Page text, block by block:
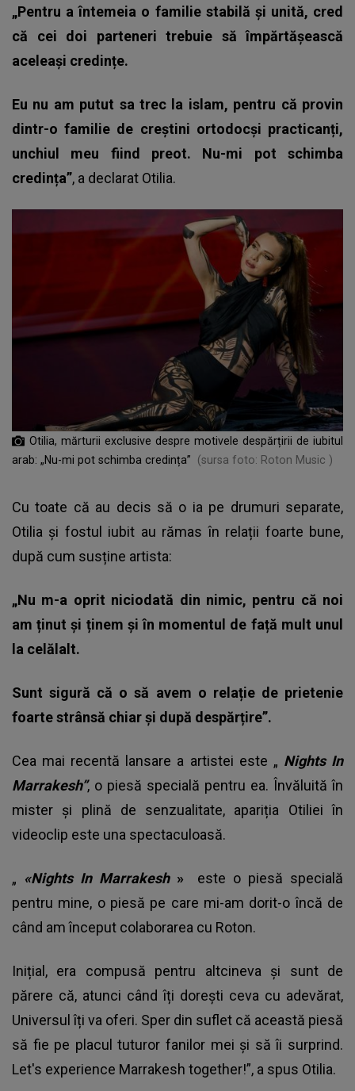
„Pentru a întemeia o familie stabilă și unită, cred
că cei doi parteneri trebuie să împărtășească
aceleași credințe.
Eu nu am putut sa trec la islam, pentru că provin
dintr-o familie de creștini ortodocși practicanți,
unchiul meu fiind preot. Nu-mi pot schimba
credința”, a declarat Otilia.
Otilia, mărturii exclusive despre motivele despărțirii de iubitul
arab: „Nu-mi pot schimba credința”
(sursa foto: Roton Music )
Cu toate că au decis să o ia pe drumuri separate,
Otilia și fostul iubit au rămas în relații foarte bune,
după cum susține artista:
„Nu m-a oprit niciodată din nimic, pentru că noi
am ținut și ținem și în momentul de față mult unul
la celălalt.
Sunt sigură că o să avem o relație de prietenie
foarte strânsă chiar și după despărțire”.
Cea mai recentă lansare a artistei este „ Nights In
Marrakesh”, o piesă specială pentru ea. Învăluită în
mister și plină de senzualitate, apariția Otiliei în
videoclip este una spectaculoasă.
„ «Nights In Marrakesh »
este o piesă specială
pentru mine, o piesă pe care mi-am dorit-o încă de
când am început colaborarea cu Roton.
Inițial, era compusă pentru altcineva și sunt de
părere că, atunci când îți dorești ceva cu adevărat,
Universul îți va oferi. Sper din suflet că această piesă
să fie pe placul tuturor fanilor mei și să îi surprind.
Let's experience Marrakesh together!”, a spus Otilia.